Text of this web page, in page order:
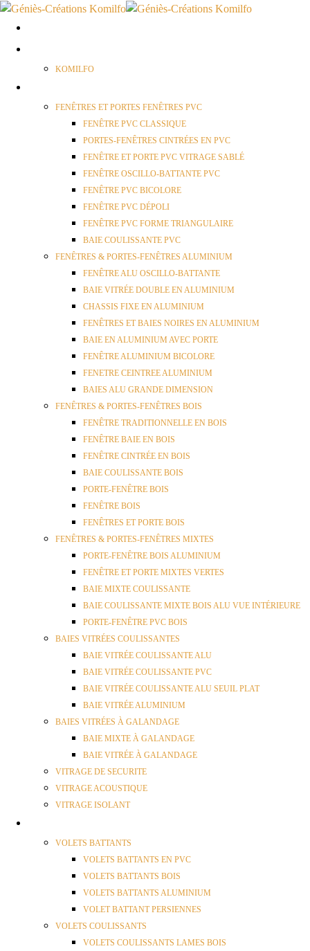
KOMILFO
FENÊTRES ET PORTES FENÊTRES PVC
FENÊTRE PVC CLASSIQUE
PORTES-FENÊTRES CINTRÉES EN PVC
FENÊTRE ET PORTE PVC VITRAGE SABLÉ
FENÊTRE OSCILLO-BATTANTE PVC
FENÊTRE PVC BICOLORE
FENÊTRE PVC DÉPOLI
FENÊTRE PVC FORME TRIANGULAIRE
BAIE COULISSANTE PVC
FENÊTRES & PORTES-FENÊTRES ALUMINIUM
FENÊTRE ALU OSCILLO-BATTANTE
BAIE VITRÉE DOUBLE EN ALUMINIUM
CHASSIS FIXE EN ALUMINIUM
FENÊTRES ET BAIES NOIRES EN ALUMINIUM
BAIE EN ALUMINIUM AVEC PORTE
FENÊTRE ALUMINIUM BICOLORE
FENETRE CEINTREE ALUMINIUM
BAIES ALU GRANDE DIMENSION
FENÊTRES & PORTES-FENÊTRES BOIS
FENÊTRE TRADITIONNELLE EN BOIS
FENÊTRE BAIE EN BOIS
FENÊTRE CINTRÉE EN BOIS
BAIE COULISSANTE BOIS
PORTE-FENÊTRE BOIS
FENÊTRE BOIS
FENÊTRES ET PORTE BOIS
FENÊTRES & PORTES-FENÊTRES MIXTES
PORTE-FENÊTRE BOIS ALUMINIUM
FENÊTRE ET PORTE MIXTES VERTES
BAIE MIXTE COULISSANTE
BAIE COULISSANTE MIXTE BOIS ALU VUE INTÉRIEURE
PORTE-FENÊTRE PVC BOIS
BAIES VITRÉES COULISSANTES
BAIE VITRÉE COULISSANTE ALU
BAIE VITRÉE COULISSANTE PVC
BAIE VITRÉE COULISSANTE ALU SEUIL PLAT
BAIE VITRÉE ALUMINIUM
BAIES VITRÉES À GALANDAGE
BAIE MIXTE À GALANDAGE
BAIE VITRÉE À GALANDAGE
VITRAGE DE SECURITE
VITRAGE ACOUSTIQUE
VITRAGE ISOLANT
VOLETS BATTANTS
VOLETS BATTANTS EN PVC
VOLETS BATTANTS BOIS
VOLETS BATTANTS ALUMINIUM
VOLET BATTANT PERSIENNES
VOLETS COULISSANTS
VOLETS COULISSANTS LAMES BOIS